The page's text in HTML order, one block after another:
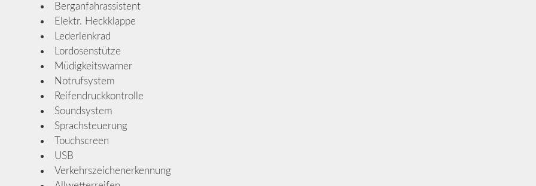
Berganfahrassistent
Elektr. Heckklappe
Lederlenkrad
Lordosenstütze
Müdigkeitswarner
Notrufsystem
Reifendruckkontrolle
Soundsystem
Sprachsteuerung
Touchscreen
USB
Verkehrszeichenerkennung